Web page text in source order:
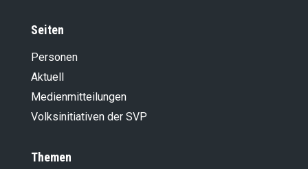
Seiten
Personen
Aktuell
Medienmitteilungen
Volksinitiativen der SVP
Themen